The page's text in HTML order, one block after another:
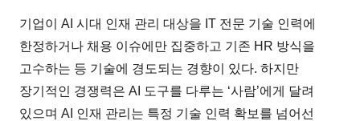
기업이 AI 시대 인재 관리 대상을 IT 전문 기술 인력에
한정하거나 채용 이슈에만 집중하고 기존 HR 방식을
고수하는 등 기술에 경도되는 경향이 있다. 하지만
장기적인 경쟁력은 AI 도구를 다루는 ‘사람’에게 달려
있으며 AI 인재 관리는 특정 기술 인력 확보를 넘어선